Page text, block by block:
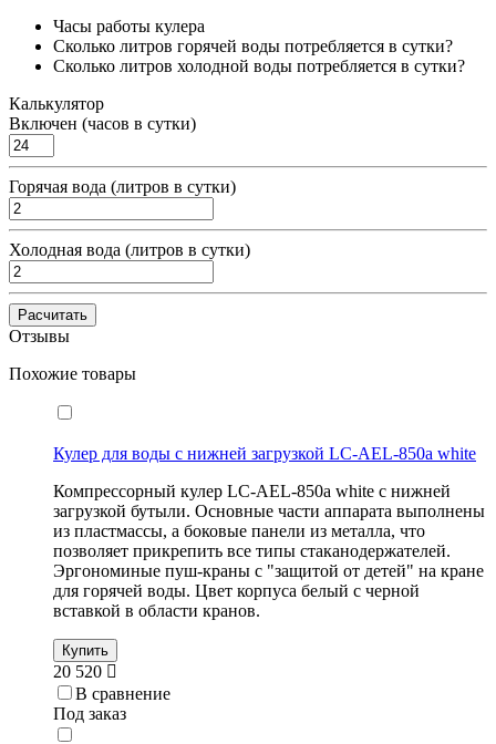
Часы работы кулера
Сколько литров горячей воды потребляется в сутки?
Сколько литров холодной воды потребляется в сутки?
Калькулятор
Включен (часов в сутки)
Горячая вода (литров в сутки)
Холодная вода (литров в сутки)
Расчитать
Отзывы
Похожие товары
Кулер для воды c нижней загрузкой LC-AEL-850a white
Компрессорный кулер LC-AEL-850a white с нижней
загрузкой бутыли. Основные части аппарата выполнены
из пластмассы, а боковые панели из металла, что
позволяет прикрепить все типы стаканодержателей.
Эргономиные пуш-краны с "защитой от детей" на кране
для горячей воды. Цвет корпуса белый с черной
вставкой в области кранов.
Купить
20 520
В сравнение
Под заказ